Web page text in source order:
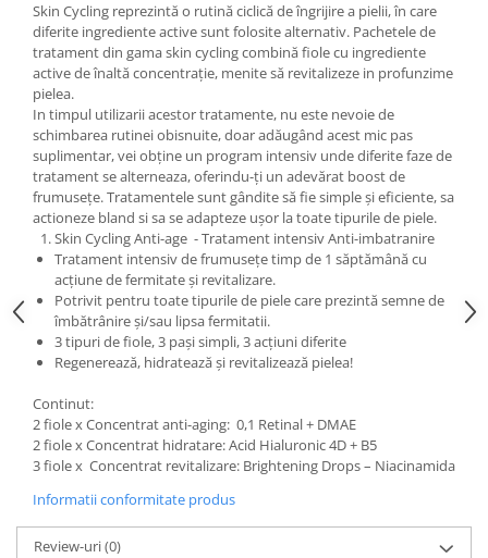
Skin Cycling reprezintă o rutină ciclică de îngrijire a pielii, în care
diferite ingrediente active sunt folosite alternativ. Pachetele de
tratament din gama skin cycling combină fiole cu ingrediente
active de înaltă concentrație, menite să revitalizeze in profunzime
pielea.
In timpul utilizarii acestor tratamente, nu este nevoie de
schimbarea rutinei obisnuite, doar adăugând acest mic pas
suplimentar, vei obține un program intensiv unde diferite faze de
tratament se alterneaza, oferindu-ți un adevărat boost de
frumusețe. Tratamentele sunt gândite să fie simple și eficiente, sa
actioneze bland si sa se adapteze ușor la toate tipurile de piele.
Skin Cycling Anti-age - Tratament intensiv Anti-imbatranire
Tratament intensiv de frumusețe timp de 1 săptămână cu
acțiune de fermitate și revitalizare.
Potrivit pentru toate tipurile de piele care prezintă semne de
îmbătrânire și/sau lipsa fermitatii.
3 tipuri de fiole, 3 pași simpli, 3 acțiuni diferite
Regenerează, hidratează și revitalizează pielea!
Continut:
2 fiole x Concentrat anti-aging: 0,1 Retinal + DMAE
2 fiole x Concentrat hidratare: Acid Hialuronic 4D + B5
3 fiole x Concentrat revitalizare: Brightening Drops – Niacinamida
Informatii conformitate produs
Review-uri(0)